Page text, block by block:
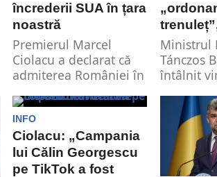
încrederii SUA în țara
noastră
Premierul Marcel
Ciolacu a declarat că
admiterea României în
reprezintă un semn
clar...
Ministrul
Tánczos
întâlnit
Ciolacu
Victoria
INFO
Ciolacu: „Campania
lui Călin Georgescu
pe TikTok a fost